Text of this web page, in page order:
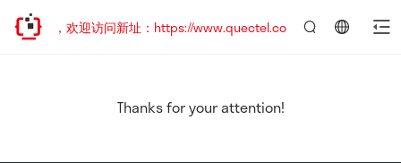
已迁移，欢迎访问新址：https://www.quectel.com.cn
Thanks for your attention!